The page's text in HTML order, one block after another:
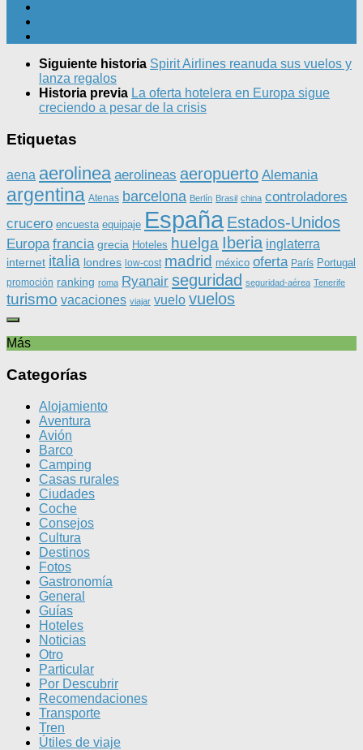
Siguiente historia Spirit Airlines reanuda sus vuelos y
lanza regalos
Historia previa La oferta hotelera en Europa sigue
creciendo a pesar de la crisis
Etiquetas
aena aerolinea aerolineas aeropuerto Alemania
argentina Atenas barcelona Berlín Brasil china controladores
crucero encuesta equipaje España Estados-Unidos
Europa francia grecia Hoteles huelga Iberia inglaterra
internet italia londres low-cost madrid méxico oferta París Portugal
promoción ranking roma Ryanair seguridad seguridad-aérea Tenerife
turismo vacaciones viajar vuelo vuelos
Más
Categorías
Alojamiento
Aventura
Avión
Barco
Camping
Casas rurales
Ciudades
Coche
Consejos
Cultura
Destinos
Fotos
Gastronomía
General
Guías
Hoteles
Noticias
Otro
Particular
Por Descubrir
Recomendaciones
Transporte
Tren
Útiles de viaje